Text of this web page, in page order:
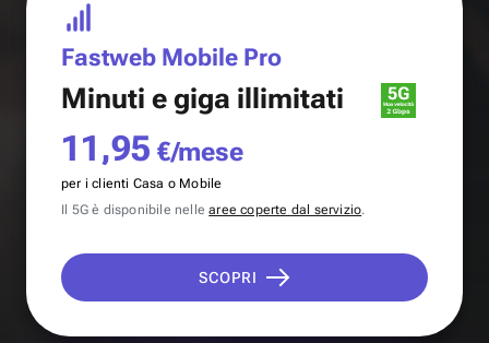
Fastweb Mobile Pro
Minuti e giga illimitati
11,95 €/mese
per i clienti Casa o Mobile
Il 5G è disponibile nellearee coperte dal servizio.
SCOPRI